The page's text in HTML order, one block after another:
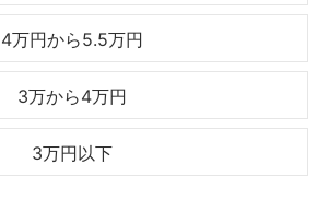
4万円から5.5万円
3万から4万円
3万円以下